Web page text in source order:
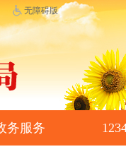
无障碍版
务服务